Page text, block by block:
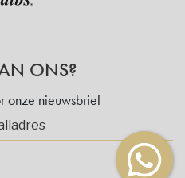
ONS?
onze nieuwsbrief